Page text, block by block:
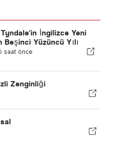
İngilizce Yeni
Beşinci Yüzüncü Yılı
saat önce
Zenginliği